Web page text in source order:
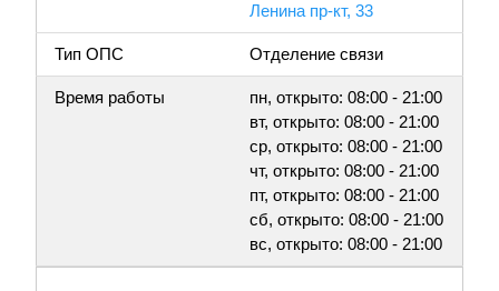
Ленина пр-кт, 33
Тип ОПС Отделение связи
Время работы
пн, открыто: 08:00 - 21:00
вт, открыто: 08:00 - 21:00
ср, открыто: 08:00 - 21:00
чт, открыто: 08:00 - 21:00
пт, открыто: 08:00 - 21:00
сб, открыто: 08:00 - 21:00
вс, открыто: 08:00 - 21:00